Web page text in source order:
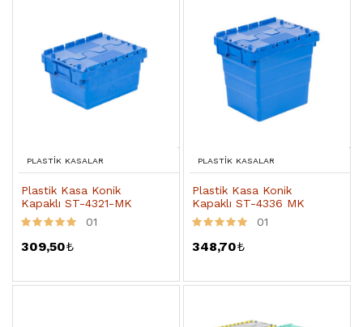
PLASTIK KASALAR
Plastik Kasa Konik
Kapaklı ST-4321-MK
01
309,50₺
PLASTIK KASALAR
Plastik Kasa Konik
Kapaklı ST-4336 MK
01
348,70₺